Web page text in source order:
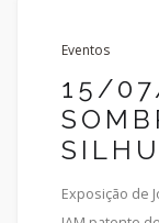
Eventos
15/
Exposição de